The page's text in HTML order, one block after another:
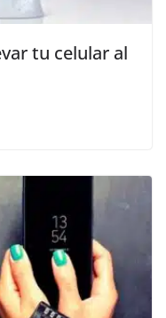
tu celular al